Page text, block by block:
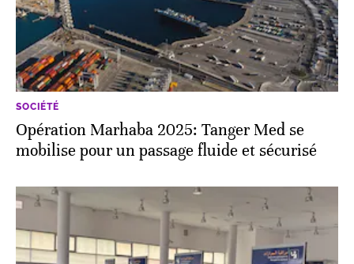
SOCIÉTÉ
Opération Marhaba 2025: Tanger Med se
mobilise pour un passage fluide et sécurisé